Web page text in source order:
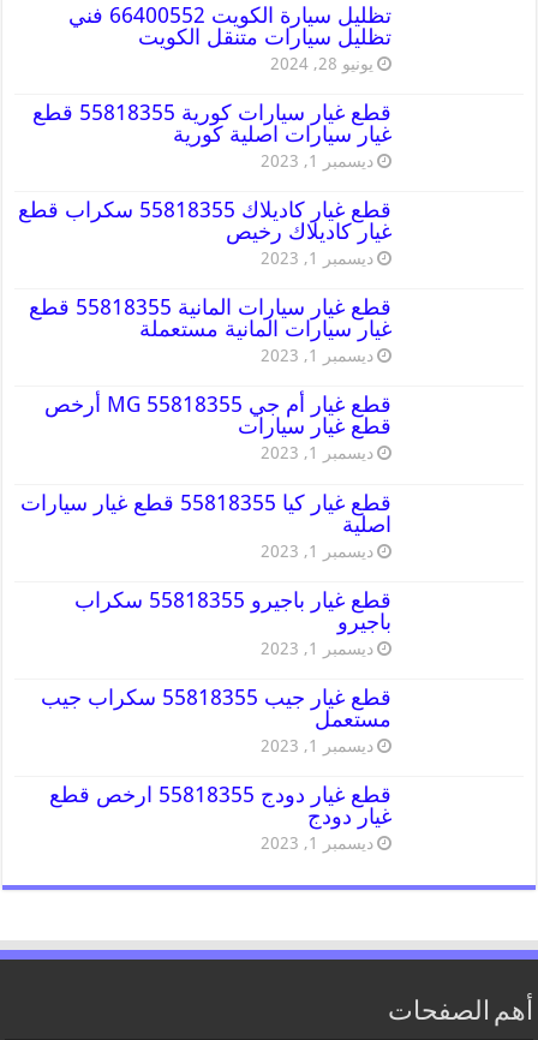
تظليل سيارة الكويت 66400552 فني
تظليل سيارات متنقل الكويت
يونيو 28, 2024
قطع غيار سيارات كورية 55818355 قطع
غيار سيارات اصلية كورية
ديسمبر 1, 2023
قطع غيار كاديلاك 55818355 سكراب قطع
غيار كاديلاك رخيص
ديسمبر 1, 2023
قطع غيار سيارات المانية 55818355 قطع
غيار سيارات المانية مستعملة
ديسمبر 1, 2023
قطع غيار أم جي MG 55818355 أرخص
قطع غيار سيارات
ديسمبر 1, 2023
قطع غيار كيا 55818355 قطع غيار سيارات
اصلية
ديسمبر 1, 2023
قطع غيار باجيرو 55818355 سكراب
باجيرو
ديسمبر 1, 2023
قطع غيار جيب 55818355 سكراب جيب
مستعمل
ديسمبر 1, 2023
قطع غيار دودج 55818355 ارخص قطع
غيار دودج
ديسمبر 1, 2023
أهم الصفحات